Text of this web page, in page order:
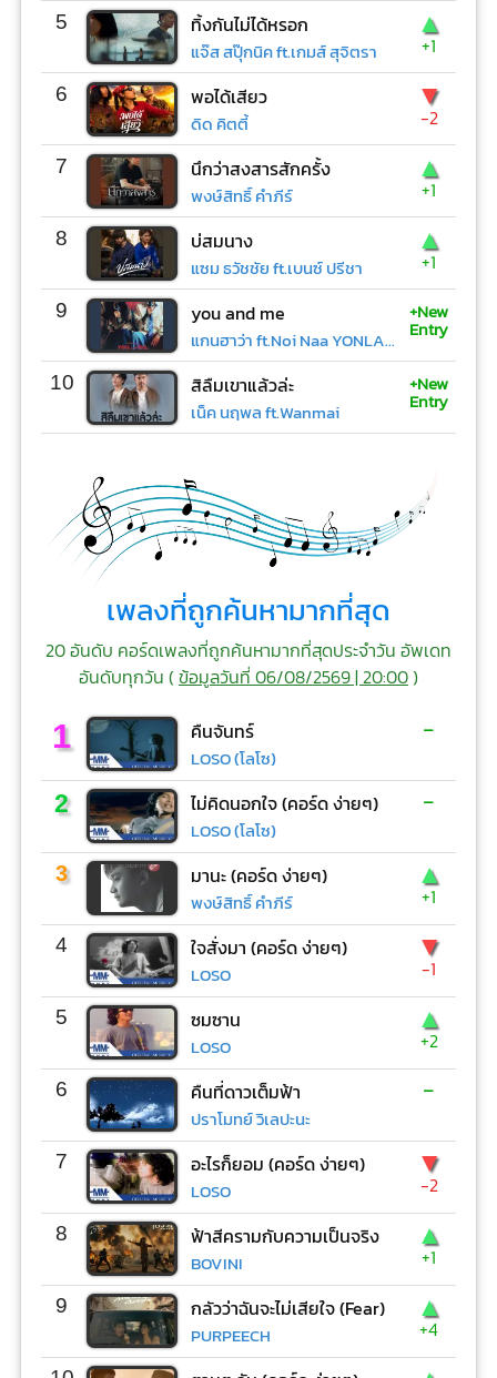
5 ทิ้งกันไม่ได้หรอก
แจ๊ส สปุ๊กนิค ft.เกมส์ สุจิตรา
▲
+1
6 พอได้เสียว
ดิด คิตตี้
▼
-2
7 นึกว่าสงสารสักครั้ง
พงษ์สิทธิ์ คำภีร์
▲
+1
8 บ่สมนาง
แซม ธวัชชัย ft.เบนซ์ ปรีชา
▲
+1
9 you and me
แกนฮาว่า ft.Noi Naa YONLAPA
+New
Entry
10 สิลืมเขาแล้วล่ะ
เน็ค นฤพล ft.Wanmai
+New
Entry
เพลงที่ถูกค้นหามากที่สุด
20 อันดับ คอร์ดเพลงที่ถูกค้นหามากที่สุดประจำวัน อัพเดท
อันดับทุกวัน (ข้อมูลวันที่ 06/08/2569 | 20:00)
1 คืนจันทร์
LOSO (โลโซ)
-
2 ไม่คิดนอกใจ (คอร์ด ง่ายๆ)
LOSO (โลโซ)
-
3 มานะ (คอร์ด ง่ายๆ)
พงษ์สิทธิ์ คำภีร์
▲
+1
4 ใจสั่งมา (คอร์ด ง่ายๆ)
LOSO
▼
-1
5 ซมซาน
LOSO
▲
+2
6 คืนที่ดาวเต็มฟ้า
ปราโมทย์ วิเลปะนะ
-
7 อะไรก็ยอม (คอร์ด ง่ายๆ)
LOSO
▼
-2
8 ฟ้าสีครามกับความเป็นจริง
BOVINI
▲
+1
9 กลัวว่าฉันจะไม่เสียใจ (Fear)
PURPEECH
▲
+4